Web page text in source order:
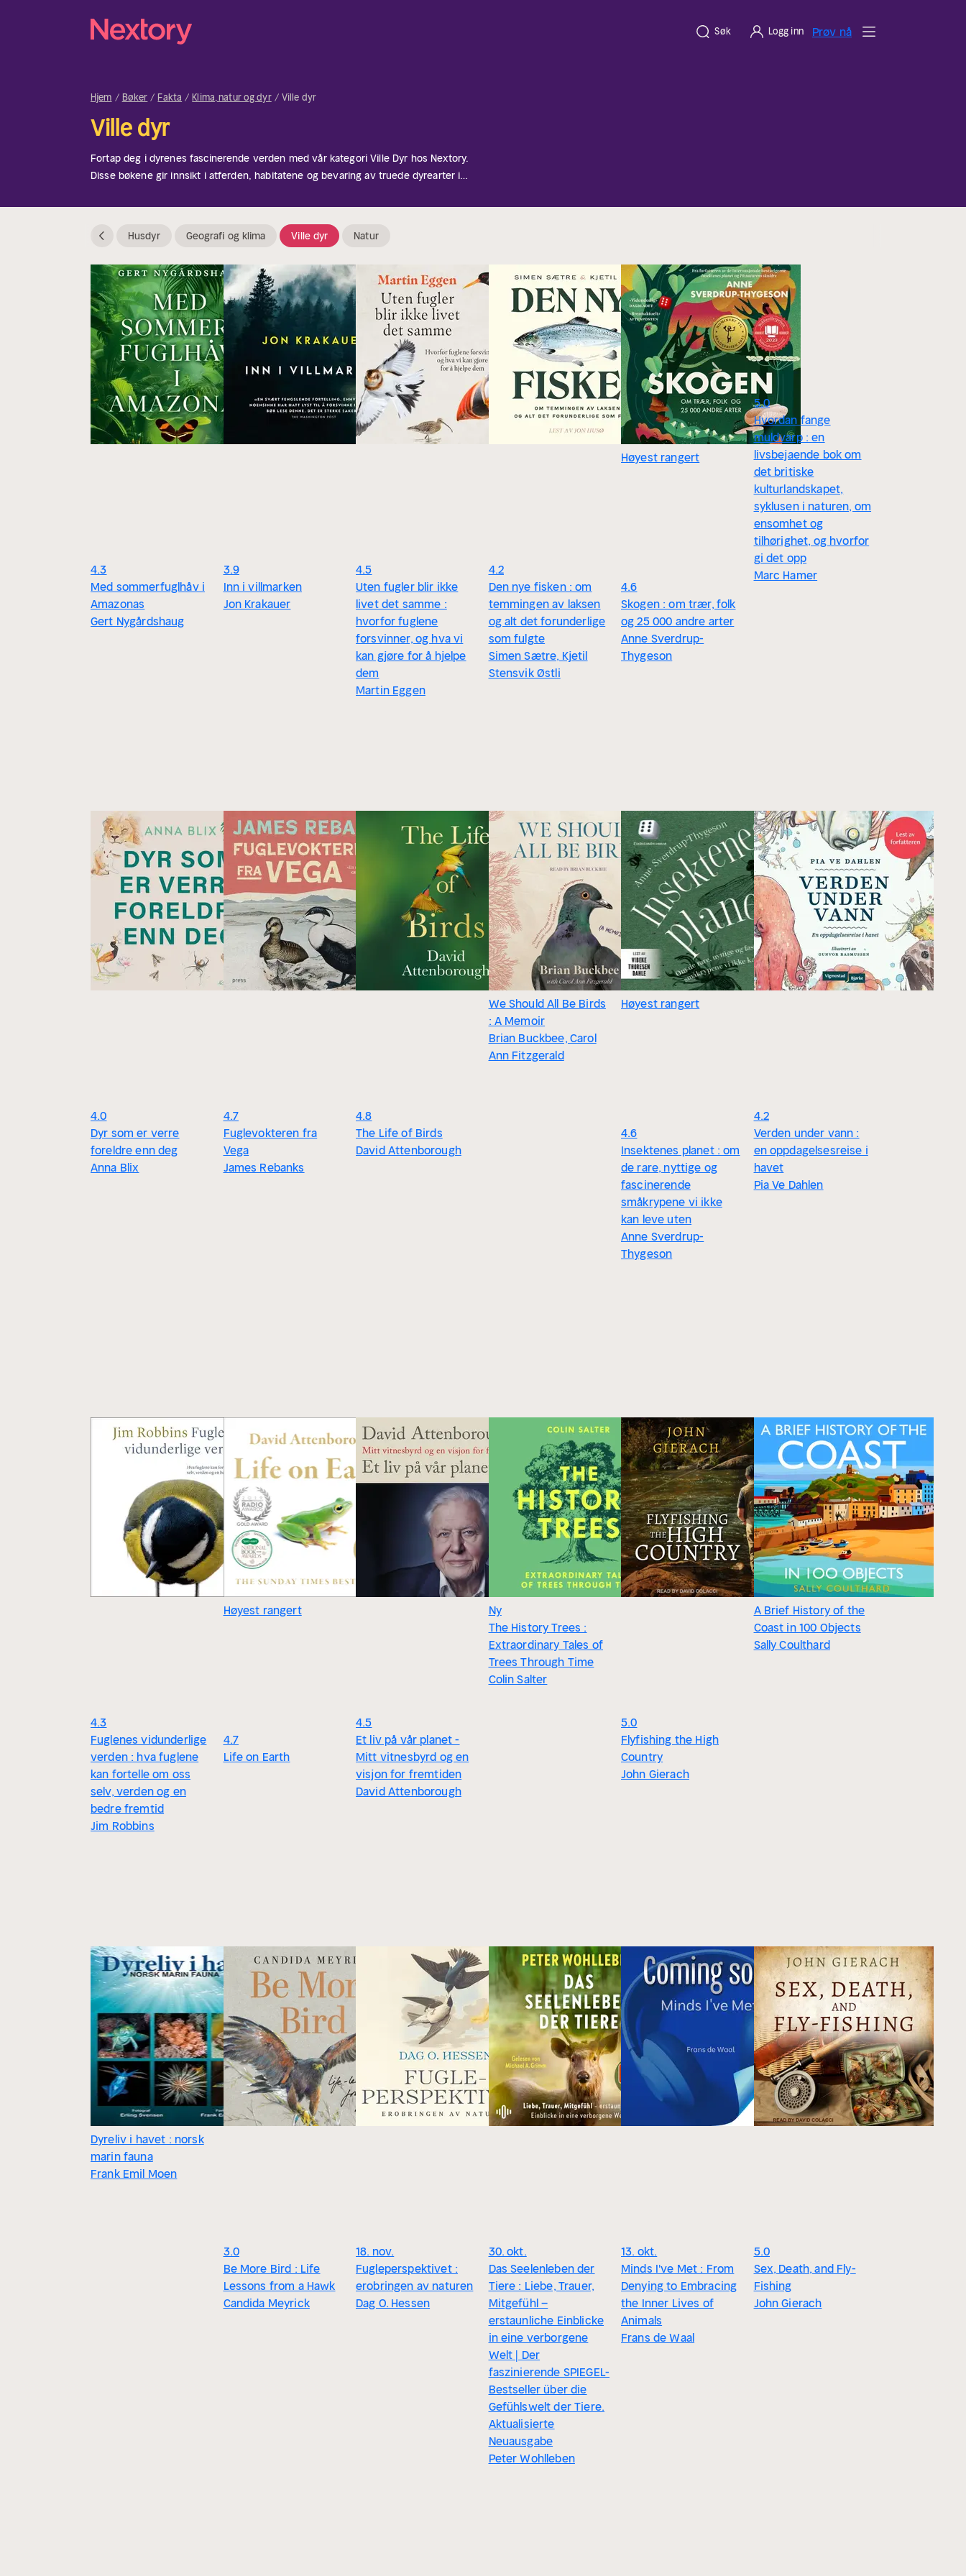
Søk Logg inn Prøv nå
Hjem Bøker Fakta Klima, natur og dyr Ville dyr
Ville dyr
Fortap deg i dyrenes fascinerende verden med vår kategori Ville Dyr hos Nextory.
Disse bøkene gir innsikt i atferden, habitatene og bevaring av truede dyrearter i
Enten du er interessert i rovdyr, truede arter eller økosystemene de lever i, gir
denne kategorien en dypere forståelse av villmarkas beboere.
Husdyr Geografi og klima Ville dyr Natur
4.3
Med sommerfuglhåv i
Amazonas
Gert Nygårdshaug
3.9
Inn i villmarken
Jon Krakauer
4.5
Uten fugler blir ikke
livet det samme :
hvorfor fuglene
forsvinner, og hva vi
kan gjøre for å hjelpe
dem
Martin Eggen
4.2
Den nye fisken : om
temmingen av laksen
og alt det forunderlige
som fulgte
Simen Sætre, Kjetil
Stensvik Østli
Høyest rangert
4.6
Skogen : om trær, folk
og 25 000 andre arter
Anne Sverdrup-
Thygeson
5.0
Hvordan fange
muldvarp : en
livsbejaende bok om
det britiske
kulturlandskapet,
syklusen i naturen, om
ensomhet og
tilhørighet, og hvorfor
gi det opp
Marc Hamer
4.0
Dyr som er verre
foreldre enn deg
Anna Blix
4.7
Fuglevokteren fra
Vega
James Rebanks
4.8
The Life of Birds
David Attenborough
We Should All Be Birds
: A Memoir
Brian Buckbee, Carol
Ann Fitzgerald
Høyest rangert
4.6
Insektenes planet : om
de rare, nyttige og
fascinerende
småkrypene vi ikke
kan leve uten
Anne Sverdrup-
Thygeson
4.2
Verden under vann :
en oppdagelsesreise i
havet
Pia Ve Dahlen
4.3
Fuglenes vidunderlige
verden : hva fuglene
kan fortelle om oss
selv, verden og en
bedre fremtid
Jim Robbins
Høyest rangert
4.7
Life on Earth
4.5
Et liv på vår planet -
Mitt vitnesbyrd og en
visjon for fremtiden
David Attenborough
Ny
The History Trees :
Extraordinary Tales of
Trees Through Time
Colin Salter
5.0
Flyfishing the High
Country
John Gierach
A Brief History of the
Coast in 100 Objects
Sally Coulthard
Dyreliv i havet : norsk
marin fauna
Frank Emil Moen
3.0
Be More Bird : Life
Lessons from a Hawk
Candida Meyrick
18. nov.
Fugleperspektivet :
erobringen av naturen
Dag O. Hessen
30. okt.
Das Seelenleben der
Tiere : Liebe, Trauer,
Mitgefühl –
erstaunliche Einblicke
in eine verborgene
Welt | Der
faszinierende SPIEGEL-
Bestseller über die
Gefühlswelt der Tiere.
Aktualisierte
Neuausgabe
Peter Wohlleben
13. okt.
Minds I've Met : From
Denying to Embracing
the Inner Lives of
Animals
Frans de Waal
5.0
Sex, Death, and Fly-
Fishing
John Gierach